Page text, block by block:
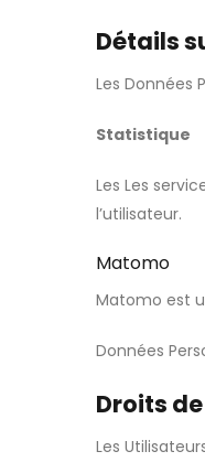
Détails
Les Données
Statistique
Les Les
l’utilisateur.
Matomo
Matomo est
Données
Droits
Les